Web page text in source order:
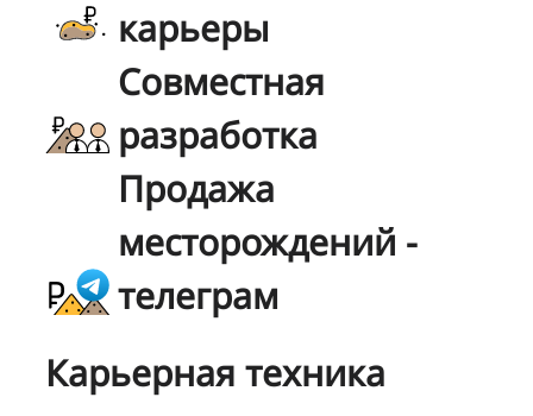
карьеры
Совместная
разработка
Продажа
месторождений -
телеграм
Карьерная техника